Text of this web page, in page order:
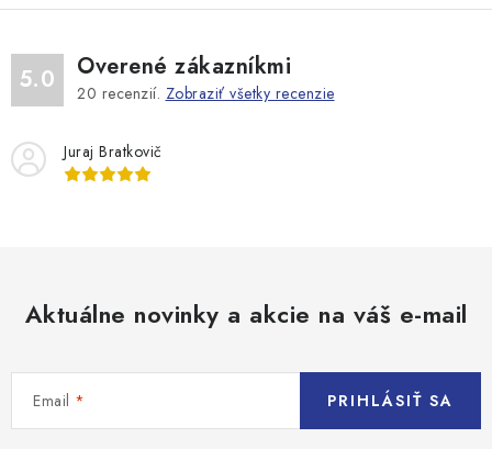
5.0 Overené zákazníkmi
20 recenzií. Zobraziť všetky recenzie
Juraj Bratkovič
Aktuálne novinky a akcie na váš e-mail
Email PRIHLÁSIŤ SA